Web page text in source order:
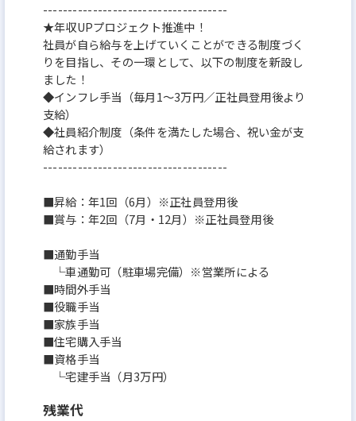
-------------------------------------
★年収UPプロジェクト推進中！
社員が自ら給与を上げていくことができる制度づく
りを目指し、その一環として、以下の制度を新設し
ました！
◆インフレ手当（毎月1～3万円／正社員登用後より
支給）
◆社員紹介制度（条件を満たした場合、祝い金が支
給されます）
-------------------------------------
■昇給：年1回（6月）※正社員登用後
■賞与：年2回（7月・12月）※正社員登用後
■通勤手当
└車通勤可（駐車場完備）※営業所による
■時間外手当
■役職手当
■家族手当
■住宅購入手当
■資格手当
└宅建手当（月3万円）
残業代